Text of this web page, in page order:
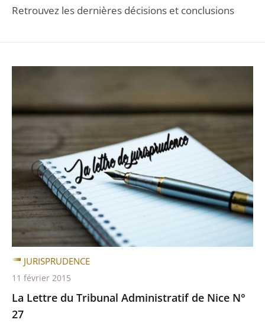
Retrouvez les dernières décisions et conclusions
La Lettre du Tribunal Administratif de Nice N°
27
JURISPRUDENCE
11 février 2015